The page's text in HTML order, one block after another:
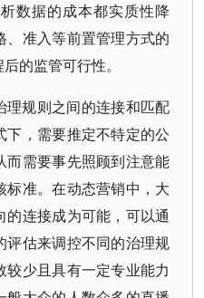
数据的成本都实质性降
准入等前置管理方式的
的监管可行性。
理规则之间的连接和匹配
下，需要推定不特定的公
而需要事先照顾到注意能
标准。在动态营销中，大
连接成为可能，可以通
评估来调控不同的治理规
较少且具有一定专业能力